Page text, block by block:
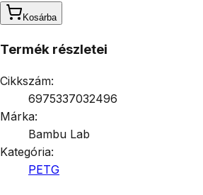
Kosárba
Termék részletei
Cikkszám:
6975337032496
Márka:
Bambu Lab
Kategória:
PETG